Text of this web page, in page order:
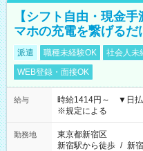
【シフト自由・現金
マホの充電を繋げるだ
派遣 職種未経験OK 社会人未
WEB登録・面接OK
給与
時給1414円～ ▼日払
※規定による
勤務地
東京都新宿区
新宿駅から徒歩 / 新